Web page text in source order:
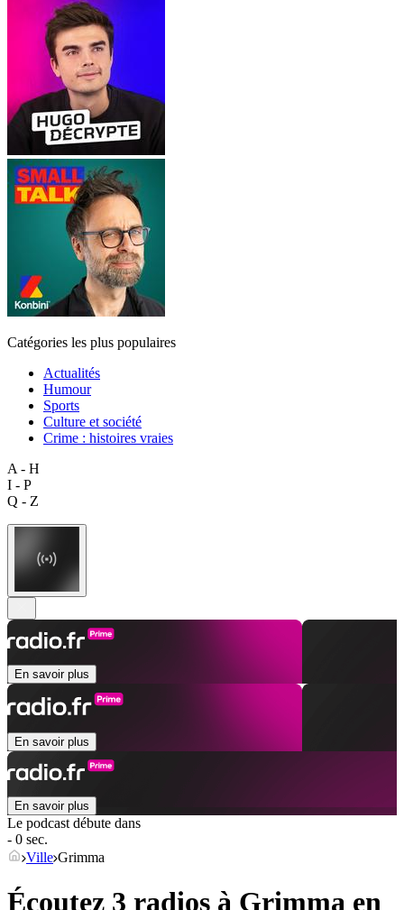
Catégories les plus populaires
Actualités
Humour
Sports
Culture et société
Crime : histoires vraies
A - H
I - P
Q - Z
En savoir plus
En savoir plus
En savoir plus
Le podcast débute dans
- 0 sec.
Ville Grimma
Écoutez 3 radios à Grimma en